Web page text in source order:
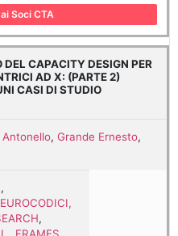
Soci CTA
DEL CAPACITY DESIGN PER
AD X: (PARTE 2)
CASI DI STUDIO
Antonello, Grande Ernesto,
,
_EUROCODICI,
,
_FRAMES